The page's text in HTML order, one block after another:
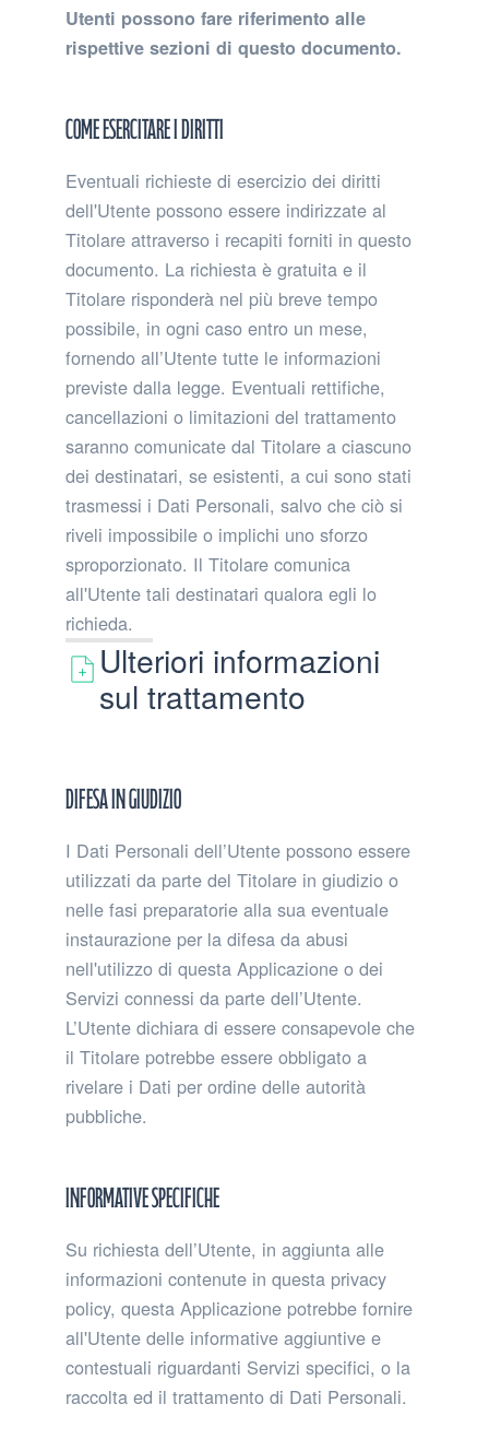
Utenti possono fare riferimento alle
rispettive sezioni di questo documento.
Come esercitare i diritti
Eventuali richieste di esercizio dei diritti
dell'Utente possono essere indirizzate al
Titolare attraverso i recapiti forniti in questo
documento. La richiesta è gratuita e il
Titolare risponderà nel più breve tempo
possibile, in ogni caso entro un mese,
fornendo all’Utente tutte le informazioni
previste dalla legge. Eventuali rettifiche,
cancellazioni o limitazioni del trattamento
saranno comunicate dal Titolare a ciascuno
dei destinatari, se esistenti, a cui sono stati
trasmessi i Dati Personali, salvo che ciò si
riveli impossibile o implichi uno sforzo
sproporzionato. Il Titolare comunica
all'Utente tali destinatari qualora egli lo
richieda.
Ulteriori informazioni
sul trattamento
Difesa in giudizio
I Dati Personali dell’Utente possono essere
utilizzati da parte del Titolare in giudizio o
nelle fasi preparatorie alla sua eventuale
instaurazione per la difesa da abusi
nell'utilizzo di questa Applicazione o dei
Servizi connessi da parte dell’Utente.
L’Utente dichiara di essere consapevole che
il Titolare potrebbe essere obbligato a
rivelare i Dati per ordine delle autorità
pubbliche.
Informative specifiche
Su richiesta dell’Utente, in aggiunta alle
informazioni contenute in questa privacy
policy, questa Applicazione potrebbe fornire
all'Utente delle informative aggiuntive e
contestuali riguardanti Servizi specifici, o la
raccolta ed il trattamento di Dati Personali.